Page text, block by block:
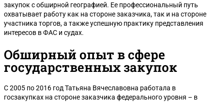
закупок с обширной географией. Ее профессиональный путь
охватывает работу как на стороне заказчика, так и на стороне
участника торгов, а также успешную практику представления
интересов в ФАС и судах.
Обширный опыт в сфере
государственных закупок
С 2005 по 2016 год Татьяна Вячеславовна работала в
госзакупках на стороне заказчика федерального уровня – в